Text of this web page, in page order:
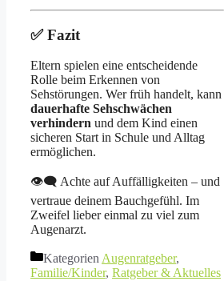
✅ Fazit
Eltern spielen eine entscheidende
Rolle beim Erkennen von
Sehstörungen. Wer früh handelt, kann
dauerhafte Sehschwächen
verhindern und dem Kind einen
sicheren Start in Schule und Alltag
ermöglichen.
👁‍🗨 Achte auf Auffälligkeiten – und
vertraue deinem Bauchgefühl. Im
Zweifel lieber einmal zu viel zum
Augenarzt.
KategorienAugenratgeber,
Familie/Kinder, Ratgeber & Aktuelles